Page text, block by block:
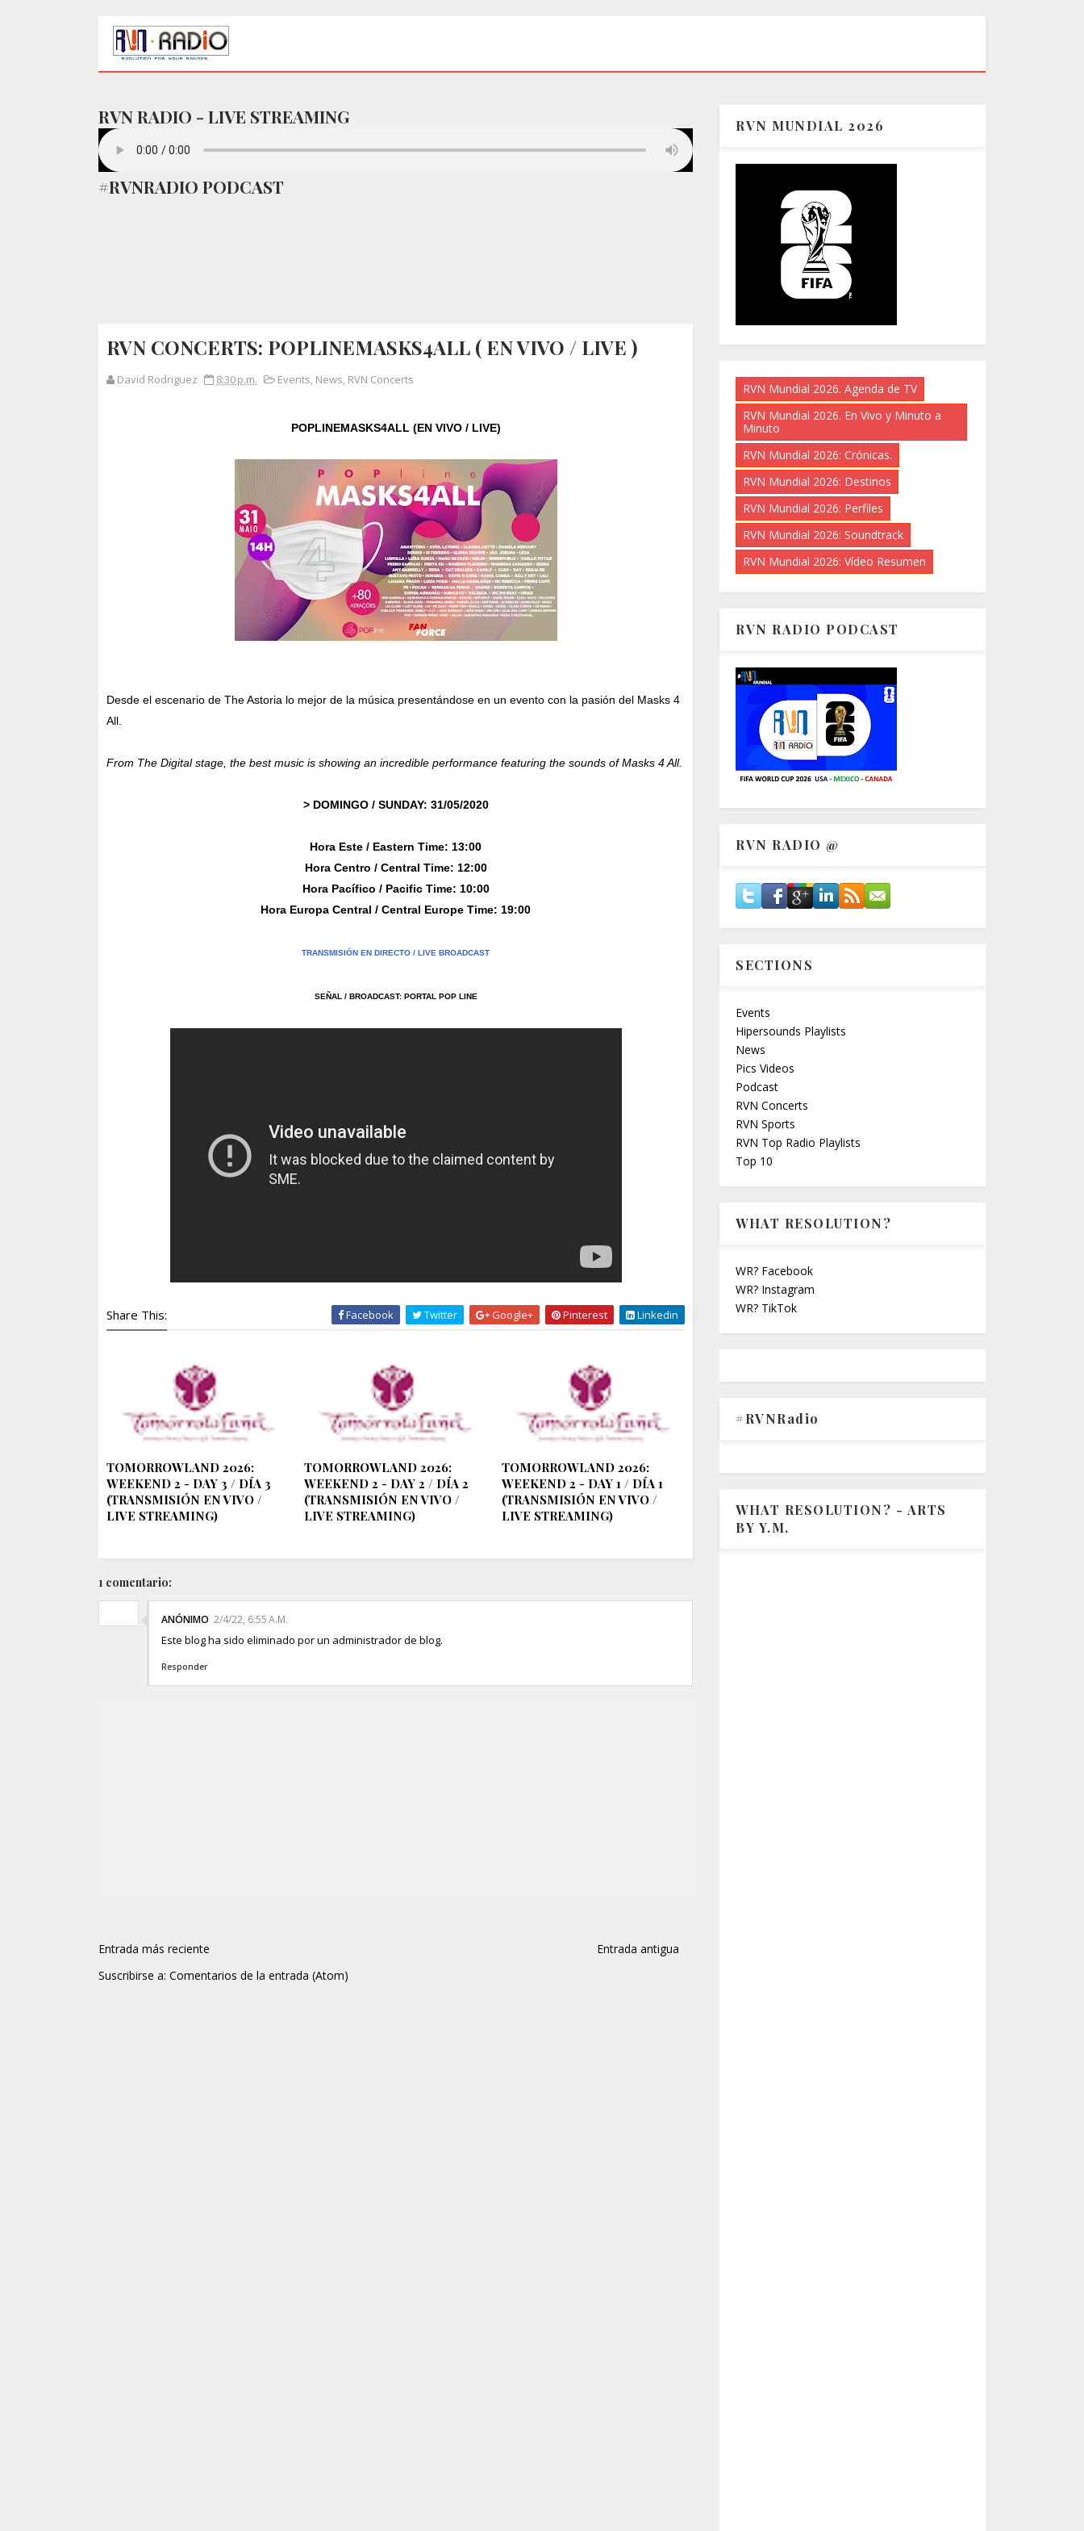
RVN RADIO - LIVE STREAMING
#RVNRADIO PODCAST
RVN CONCERTS: POPLINEMASKS4ALL ( EN VIVO / LIVE )
David Rodriguez 8:30 p.m. Events, News, RVN Concerts
POPLINEMASKS4ALL (EN VIVO / LIVE)
Desde el escenario de The Astoria lo mejor de la música presentándose en un evento con la pasión del Masks 4
All.
From The Digital stage, the best music is showing an incredible performance featuring the sounds of Masks 4 All.
> DOMINGO / SUNDAY: 31/05/2020
Hora Este / Eastern Time: 13:00
Hora Centro / Central Time: 12:00
Hora Pacífico / Pacific Time: 10:00
Hora Europa Central / Central Europe Time: 19:00
TRANSMISIÓN EN DIRECTO / LIVE BROADCAST
SEÑAL / BROADCAST: PORTAL POP LINE
Share This: Facebook Twitter Google+ Pinterest Linkedin
TOMORROWLAND 2026:
WEEKEND 2 - DAY 3 / DÍA 3
(TRANSMISIÓN EN VIVO /
LIVE STREAMING)
TOMORROWLAND 2026:
WEEKEND 2 - DAY 2 / DÍA 2
(TRANSMISIÓN EN VIVO /
LIVE STREAMING)
TOMORROWLAND 2026:
WEEKEND 2 - DAY 1 / DÍA 1
(TRANSMISIÓN EN VIVO /
LIVE STREAMING)
1 comentario:
ANÓNIMO 2/4/22, 6:55 A.M.
Este blog ha sido eliminado por un administrador de blog.
Responder
Entrada más reciente
Entrada antigua
Suscribirse a: Comentarios de la entrada (Atom)
RVN MUNDIAL 2026
RVN Mundial 2026. Agenda de TV
RVN Mundial 2026. En Vivo y Minuto a
Minuto
RVN Mundial 2026: Crónicas.
RVN Mundial 2026: Destinos
RVN Mundial 2026: Perfiles
RVN Mundial 2026: Soundtrack
RVN Mundial 2026: Vídeo Resumen
RVN RADIO PODCAST
RVN RADIO @
SECTIONS
Events
Hipersounds Playlists
News
Pics Videos
Podcast
RVN Concerts
RVN Sports
RVN Top Radio Playlists
Top 10
WHAT RESOLUTION?
WR? Facebook
WR? Instagram
WR? TikTok
#RVNRadio
WHAT RESOLUTION? - ARTS
BY Y.M.